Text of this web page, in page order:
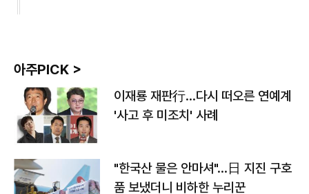
아주PICK >
이재룡 재판行…다시 떠오른 연예계
'사고 후 미조치' 사례
"한국산 물은 안마셔"…日 지진 구호
품 보냈더니 비하한 누리꾼